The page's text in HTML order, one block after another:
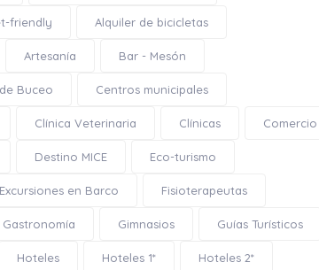
friendly Alquiler de bicicletas
Artesanía Bar - Mesón
Buceo Centros municipales
Clínica Veterinaria Clínicas Comercio
Destino MICE Eco-turismo
Excursiones en Barco Fisioterapeutas
Gastronomía Gimnasios Guías Turísticos
Hoteles Hoteles 1* Hoteles 2*
0.15 Km